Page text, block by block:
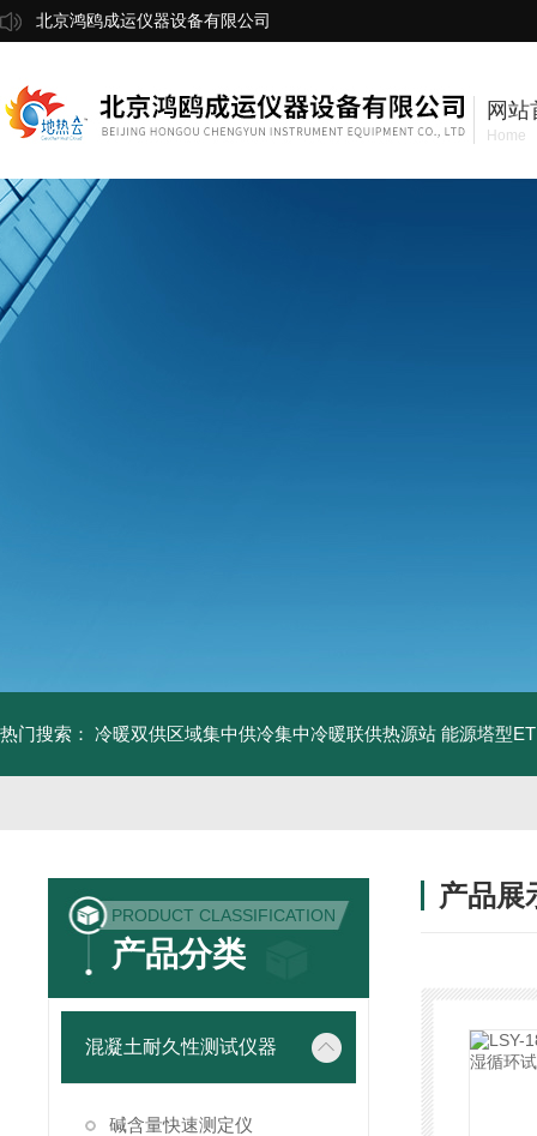
北京鸿鸥成运仪器设备有限公司
网站
Home
热门搜索： 冷暖双供区域集中供冷集中冷暖联供热源站 能源塔型
PRODUCT CLASSIFICATION
产品分类
混凝土耐久性测试仪器
碱含量快速测定仪
产品展